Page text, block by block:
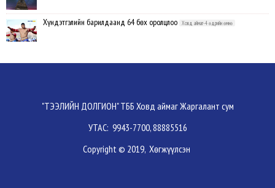
Хүндэтгэлийн барилдаанд 64 бөх оролцлоо Ховд аймаг-4 өдрийн өмнө
Улсын цол, чимэг хүртсэн бөхчүүд, харваачдад хүндэтгэл үзүүлэв
Ховд
Үндэсний сурын харвааны шилдгүүд тодорлоо
"ТЭЭЛИЙН ДОЛГИОН" ТББ Ховд аймаг Жаргалант сум
УТАС: 9943-7700, 88885516
Copyright © 2019, Хөгжүүлсэн